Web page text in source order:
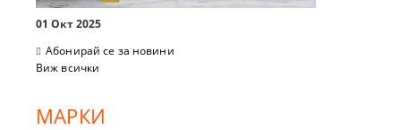
01 Окт 2025
Абонирай се за новини
Виж всички
МАРКИ